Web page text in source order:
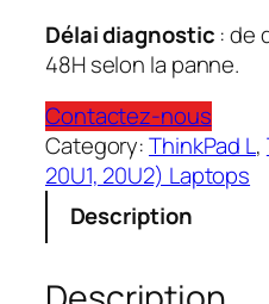
Délai diagnostic : de
48H selon la panne.
Contactez-nous
Category:ThinkPad L,
20U1, 20U2) Laptops
Description